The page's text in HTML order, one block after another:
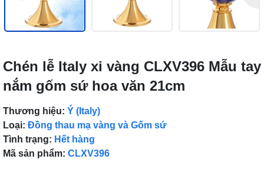
Chén lễ Italy xi vàng CLXV396 Mẫu tay
nắm gốm sứ hoa văn 21cm
Thương hiệu: Ý (Italy)
Loại: Đồng thau mạ vàng và Gốm sứ
Tình trạng: Hết hàng
Mã sản phẩm: CLXV396